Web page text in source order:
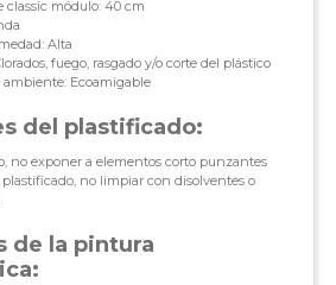
classic módulo: 40 cm
Alta
fuego, rasgado y/o corte del plástico
Ecoamigable
del plastificado:
no exponer a elementos corto punzantes
no limpiar con disolventes o
de la pintura